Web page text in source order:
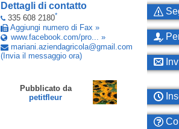
Dettagli di contatto
335 608 2180*
Aggiungi numero di Fax »
www.facebook.com/pro... »
mariani.aziendagricola@gmail .com
(Invia il messaggio ora)
Pubblicato da
petitfleur